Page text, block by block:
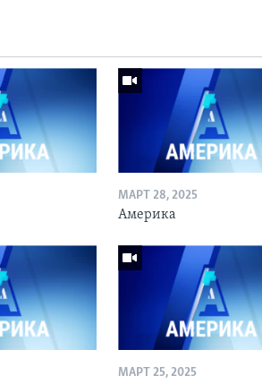
МАРТ 28, 2025
Америка
МАРТ 25, 2025